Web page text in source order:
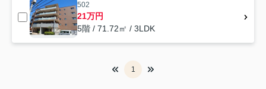
502
21万円
5階 / 71.72㎡ / 3LDK
1